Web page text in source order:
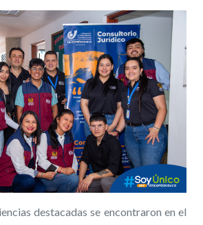
destacadas se encontraron en el